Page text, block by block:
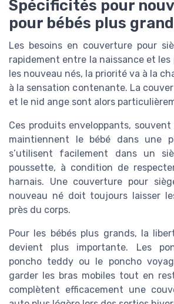
Spécificités pour
pour bébés plus
Les besoins en couverture pour
rapidement entre la naissance et les
les nouveau nés, la priorité va à la
à la sensation contenante. La
et le nid ange sont alors
Ces produits enveloppants,
maintiennent le bébé dans une
s’utilisent facilement dans un
poussette, à condition de
harnais. Une couverture pour
nouveau né doit toujours laisser
près du corps.
Pour les bébés plus grands, la
devient plus importante. Les
poncho teddy ou le poncho
garder les bras mobiles tout en
complètent efficacement une